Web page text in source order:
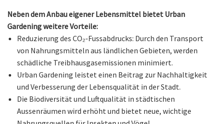
Neben dem Anbau eigener Lebensmittel bietet Urban
Gardening weitere Vorteile:
Reduzierung des CO₂-Fussabdrucks: Durch den Transport
von Nahrungsmitteln aus ländlichen Gebieten, werden
schädliche Treibhausgasemissionen minimiert.
Urban Gardening leistet einen Beitrag zur Nachhaltigkeit
und Verbesserung der Lebensqualität in der Stadt.
Die Biodiversität und Luftqualität in städtischen
Aussenräumen wird erhöht und bietet neue, wichtige